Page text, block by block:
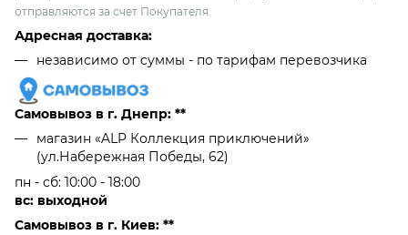
отправляются за счет Покупателя.
Адресная доставка:
независимо от cуммы - по тарифам перевозчика
Самовывоз в г. Днепр: **
магазин «ALP Коллекция приключений»
(ул.Набережная Победы, 62)
пн - сб: 10:00 - 18:00
вс: выходной
Самовывоз в г. Киев: **